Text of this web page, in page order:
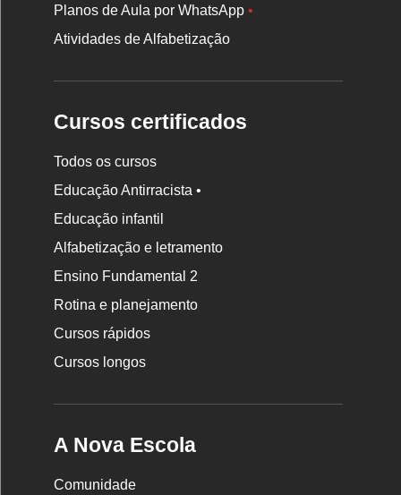
Planos de Aula por WhatsApp•
Atividades de Alfabetização
Cursos certificados
Todos os cursos
Educação Antirracista •
Educação infantil
Alfabetização e letramento
Ensino Fundamental 2
Rotina e planejamento
Cursos rápidos
Cursos longos
A Nova Escola
Comunidade